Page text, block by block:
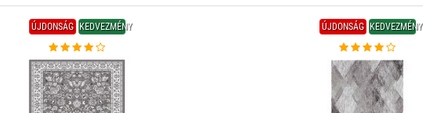
ÚJDONSÁG KEDVEZMÉNY ÚJDONSÁG KEDVEZMÉNY